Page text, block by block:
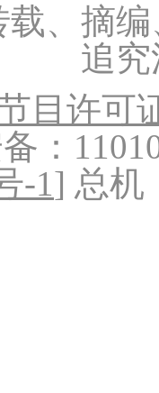
、摘
追
目许可
：
-1] 总机